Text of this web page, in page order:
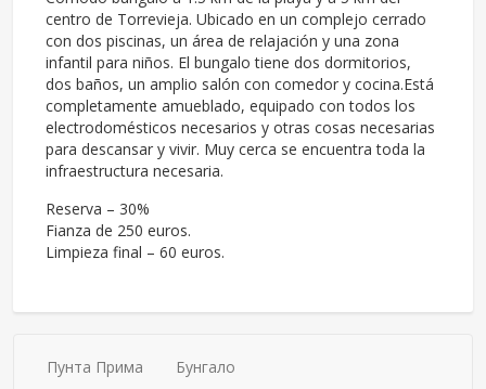
centro de Torrevieja. Ubicado en un complejo cerrado
con dos piscinas, un área de relajación y una zona
infantil para niños. El bungalo tiene dos dormitorios,
dos baños, un amplio salón con comedor y cocina.Está
completamente amueblado, equipado con todos los
electrodomésticos necesarios y otras cosas necesarias
para descansar y vivir. Muy cerca se encuentra toda la
infraestructura necesaria.
Reserva – 30%
Fianza de 250 euros.
Limpieza final – 60 euros.
Пунта Прима
Бунгало